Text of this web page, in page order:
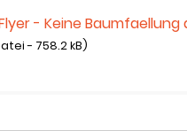
- Keine Baumfaellung
- 758.2 kB)